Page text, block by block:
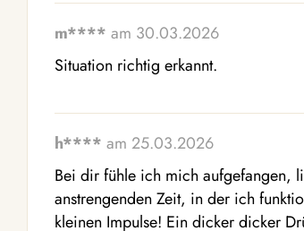
m**** am 30.03.2026
Situation richtig erkannt.
h**** am 25.03.2026
Bei dir fühle ich mich aufgefangen,
anstrengenden Zeit, in der ich
kleinen Impulse! Ein dicker dicker